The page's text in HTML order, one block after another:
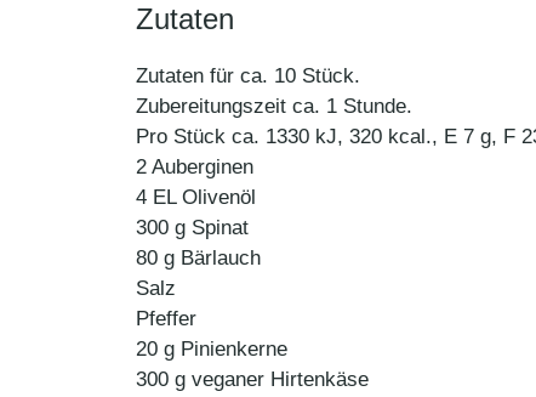
Zutaten
Zutaten für ca. 10 Stück.
Zubereitungszeit ca. 1 Stunde.
Pro Stück ca. 1330 kJ, 320 kcal., E 7 g, F
2 Auberginen
4 EL Olivenöl
300 g Spinat
80 g Bärlauch
Salz
Pfeffer
20 g Pinienkerne
300 g veganer Hirtenkäse